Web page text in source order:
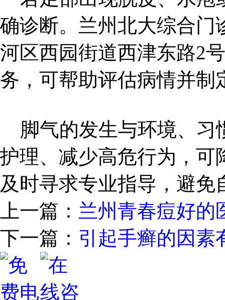
确诊断。兰州北大综合门
河区西园街道西津东路2
务，可帮助评估病情并制
脚气的发生与环境、习
护理、减少高危行为，可
及时寻求专业指导，避
上一篇： 兰州青春痘好的
下一篇： 引起手癣的因素